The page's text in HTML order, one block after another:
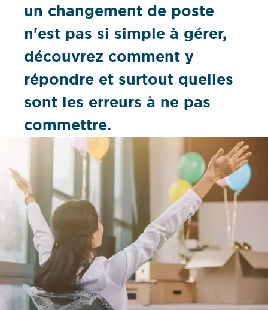
un changement de poste
n'est pas si simple à gérer,
découvrez comment y
répondre et surtout quelles
sont les erreurs à ne pas
commettre.